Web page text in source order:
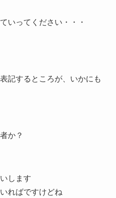
いってください・・・
記するところが、いかにも
か？
します
ればですけどね